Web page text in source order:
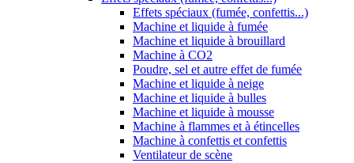
Effets spéciaux (fumée, confettis...)
Machine et liquide à fumée
Machine et liquide à brouillard
Machine à CO2
Poudre, sel et autre effet de fumée
Machine et liquide à neige
Machine et liquide à bulles
Machine et liquide à mousse
Machine à flammes et à étincelles
Machine à confettis et confettis
Ventilateur de scène